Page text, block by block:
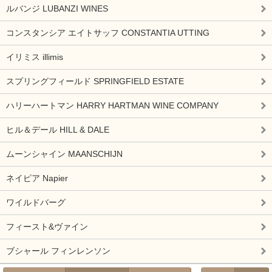
ルバンジ LUBANZI WINES
コンスタンシア エイトサッフ CONSTANTIA UTTING
イリミス illimis
スプリングフィールド SPRINGFIELD ESTATE
ハリーハートマン HARRY HARTMAN WINE COMPANY
ヒル＆デール HILL & DALE
ムーンシャイン MAANSCHIJN
ネイピア Napier
ワイルドバーグ
フィースト&ヴァイン
ブシャール フィンレンソン